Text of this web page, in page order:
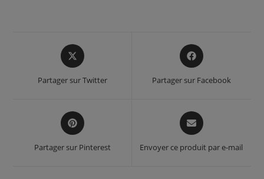
Opens
in
new
Partager sur Twitter
Opens
in
Partager sur Facebook
Opens
in
Partager sur Pinterest
Opens
in
new
Envoyer ce produit par e-mail